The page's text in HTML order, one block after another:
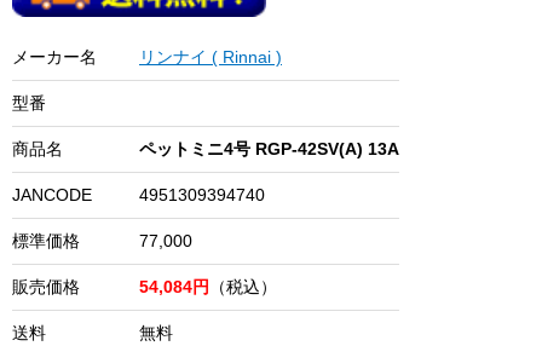
メーカー名 リンナイ ( Rinnai )
型番
商品名 ペットミニ4号 RGP-42SV(A) 13A
JANCODE 4951309394740
標準価格 77,000
販売価格 54,084円 （税込）
送料 無料